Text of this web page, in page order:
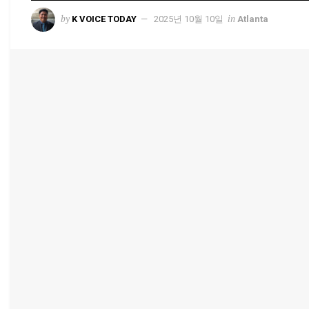
by K VOICE TODAY 2025년 10월 10일 in Atlanta